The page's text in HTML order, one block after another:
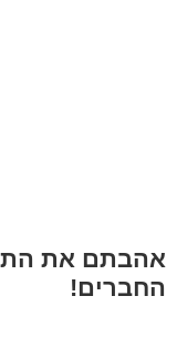
אהבתם את
החברים!